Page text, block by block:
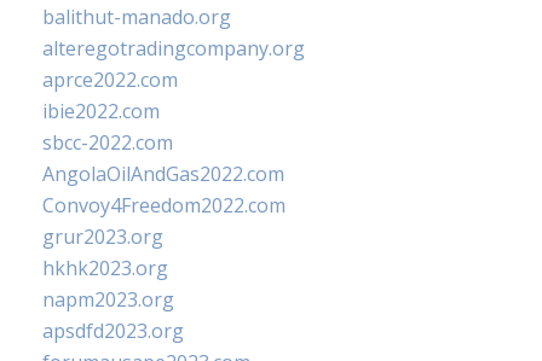
balithut-manado.org
alteregotradingcompany.org
aprce2022.com
ibie2022.com
sbcc-2022.com
AngolaOilAndGas2022.com
Convoy4Freedom2022.com
grur2023.org
hkhk2023.org
napm2023.org
apsdfd2023.org